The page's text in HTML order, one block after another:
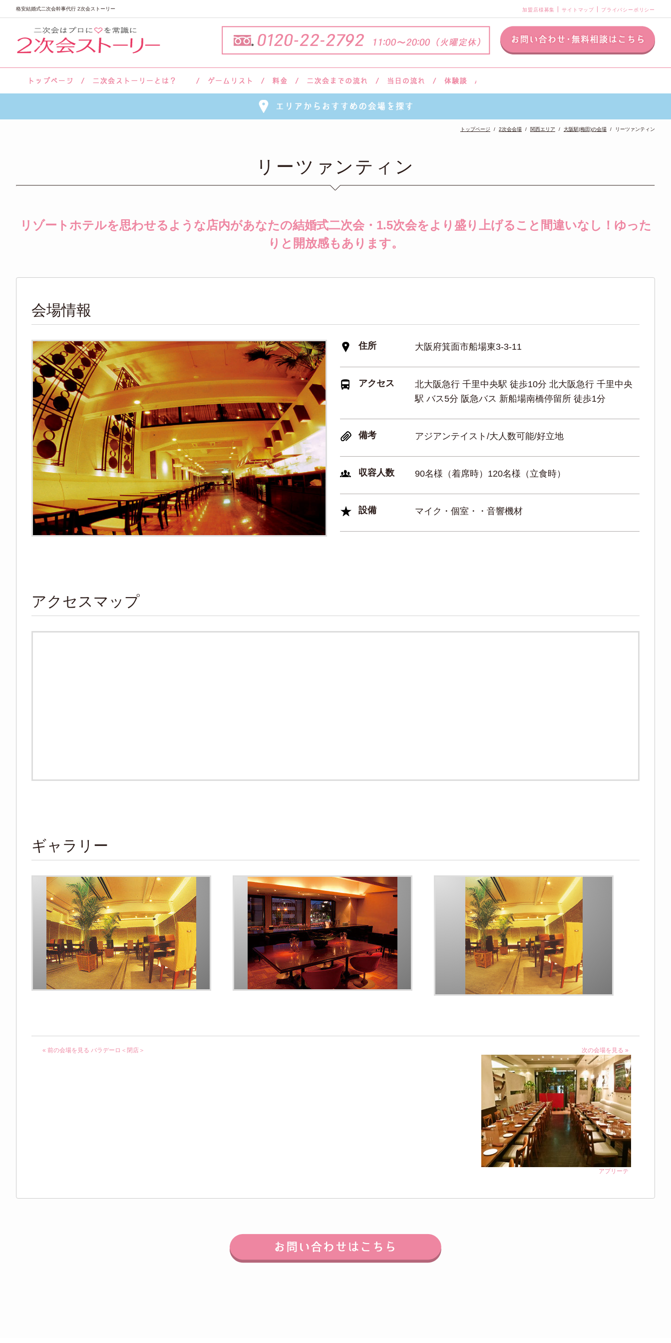
格安結婚式二次会幹事代行 2次会ストーリー 加盟店様募集 サイトマップ プライバシーポリシー
トップページ 2次会会場 関西エリア 大阪駅(梅田)の会場 リーツァンティン
リーツァンティン
リゾートホテルを思わせるような店内があなたの結婚式二次会・1.5次会をより盛り上げること間違いなし！ゆった
りと開放感もあります。
会場情報
住所 大阪府箕面市船場東3-3-11
アクセス
北大阪急行 千里中央駅 徒歩10分 北大阪急行 千里中央
駅 バス5分 阪急バス 新船場南橋停留所 徒歩1分
備考 アジアンテイスト/大人数可能/好立地
収容人数 90名様（着席時）120名様（立食時）
設備 マイク・個室・・音響機材
アクセスマップ
ギャラリー
« 前の会場を見る バラデーロ＜閉店＞ 次の会場を見る »
アプリーテ